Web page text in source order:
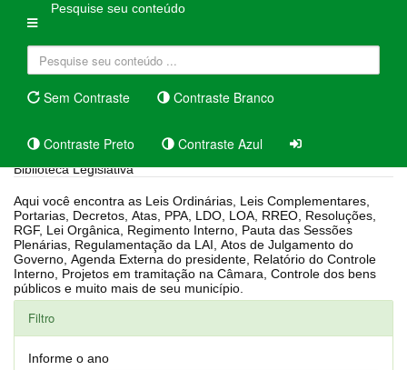
Pesquise seu conteúdo
Sem Contraste Contraste Branco
Contraste Preto Contraste Azul
Biblioteca Legislativa
Aqui você encontra as Leis Ordinárias, Leis Complementares,
Portarias, Decretos, Atas, PPA, LDO, LOA, RREO, Resoluções,
RGF, Lei Orgânica, Regimento Interno, Pauta das Sessões
Plenárias, Regulamentação da LAI, Atos de Julgamento do
Governo, Agenda Externa do presidente, Relatório do Controle
Interno, Projetos em tramitação na Câmara, Controle dos bens
públicos e muito mais de seu município.
Filtro
Informe o ano